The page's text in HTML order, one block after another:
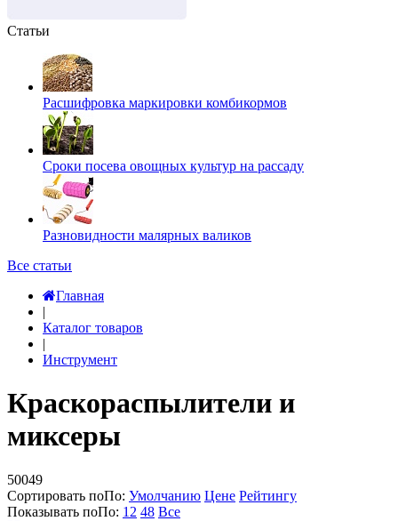
Статьи
Расшифровка маркировки комбикормов
Сроки посева овощных культур на рассаду
Разновидности малярных валиков
Все статьи
Главная
|
Каталог товаров
|
Инструмент
Краскораспылители и
миксеры
50049
Сортировать поПо: Умолчанию Цене Рейтингу
Показывать поПо: 12 48 Все